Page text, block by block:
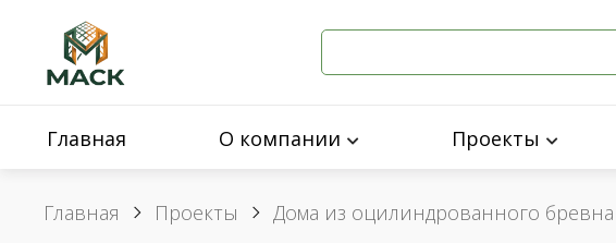
Главная О компании Проекты
Главная Проекты Дома из оцилиндрованного бревна